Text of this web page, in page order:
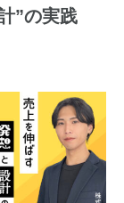
”の実践